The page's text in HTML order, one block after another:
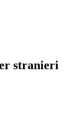
stranieri